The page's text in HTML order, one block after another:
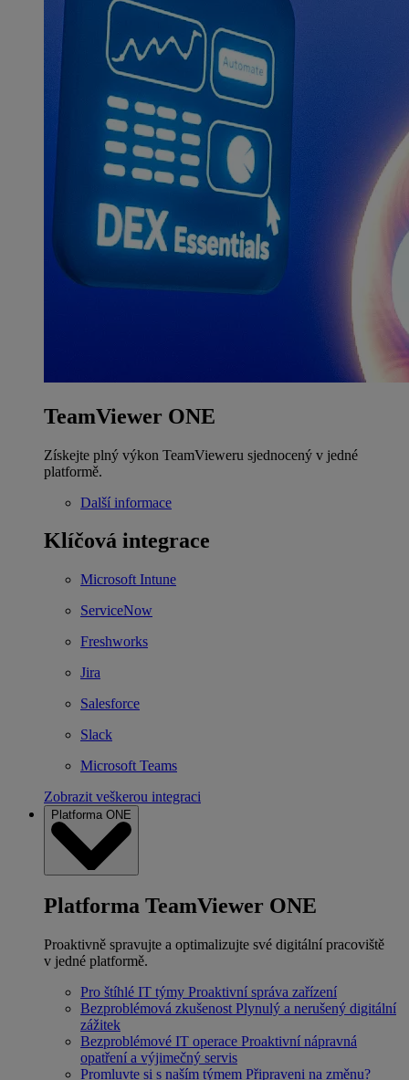
TeamViewer ONE
Získejte plný výkon TeamVieweru sjednocený v jedné
platformě.
Další informace
Klíčová integrace
Microsoft Intune
ServiceNow
Freshworks
Jira
Salesforce
Slack
Microsoft Teams
Zobrazit veškerou integraci
Platforma ONE
Platforma TeamViewer ONE
Proaktivně spravujte a optimalizujte své digitální pracoviště
v jedné platformě.
Pro štíhlé IT týmy Proaktivní správa zařízení
Bezproblémová zkušenost Plynulý a nerušený digitální
zážitek
Bezproblémové IT operace Proaktivní nápravná
opatření a výjimečný servis
Promluvte si s naším týmem Připraveni na změnu?